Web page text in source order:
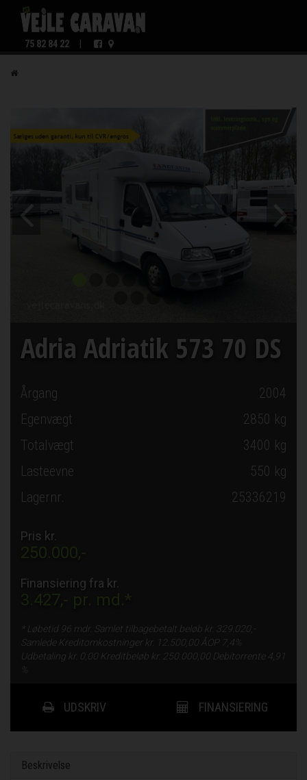
75 82 84 22
Adria Adriatik 573 70 DS
Årgang
2004
Egenvægt
2850 kg
Totalvægt
3400 kg
Lasteevne
550 kg
Lagernr.
25336219
Pris kr.
250.000,-
Finansiering fra kr.
3.427,- pr. md.*
* Løbetid 96 mdr. Samlet tilbagebetalt beløb kr.
329.020,-
Samlede Kreditomkostninger kr.
12.500,00 ÅOP
7,4%
Udbetaling kr.
0,00 Kreditbeløb kr. 250.000,00 Debitorrente 4,91
UDSKRIV FINANSIERING
Beskrivelse